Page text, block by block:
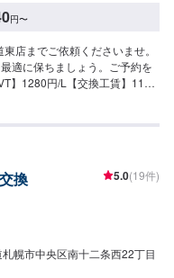
円〜
店までご依頼くださいませ。
適に保ちましょう。ご予約を
】1280円/L【交換工賃】1100
換 5.0(19件)
幌市中央区南十二条西22丁目